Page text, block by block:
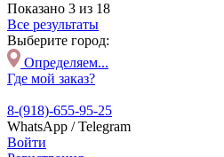
Показано 3 из 18
Все результаты
Выберите город:
Определяем...
Где мой заказ?
8-(918)-655-95-25
WhatsApp / Telegram
Войти